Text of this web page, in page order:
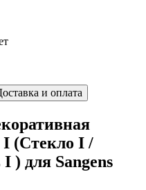
и оплата
I (Стекло I /
) для Sangens